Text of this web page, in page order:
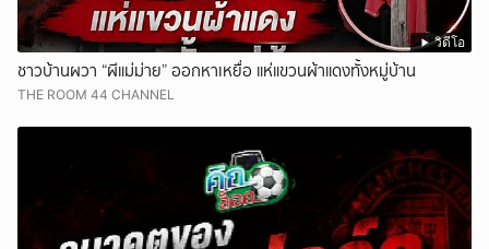
วิดีโอ
ชาวบ้านผวา “ผีแม่ม่าย” ออกหาเหยื่อ แห่แขวนผ้าแดงทั้งหมู่บ้าน
THE ROOM 44 CHANNEL